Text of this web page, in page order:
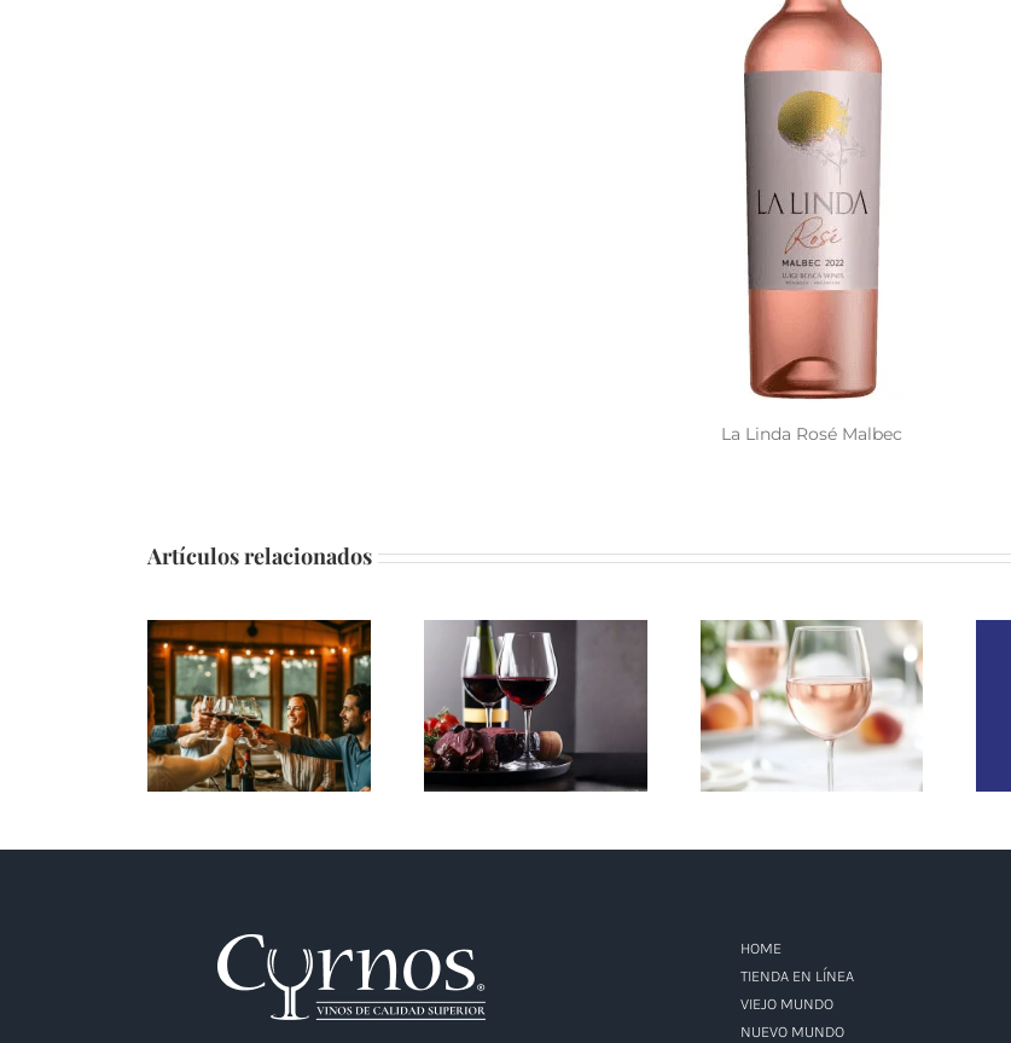
La Linda Rosé Malbec
Artículos relacionados
Entre copas y
carcajadas: el vino como
nunca lo habías leído
Vino Tinto: Secretos,
Mitos y el Arte de
Disfrutarlo
7 Claves para elegir y
disfrutar el vino rosado
y otras etiquetas según
la temporada
HOME
TIENDA EN LÍNEA
VIEJO MUNDO
NUEVO MUNDO